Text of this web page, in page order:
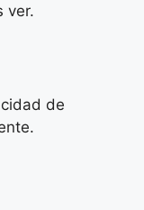
ver.
de